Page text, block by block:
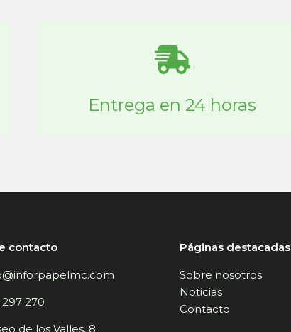
Entrega en 24 horas
contacto
297 270
de los Valles, 8
Páginas destacadas
Sobre nosotros
Noticias
Contacto